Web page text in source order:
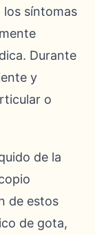
los síntomas
Durante
y
o
de la
de estos
de gota,